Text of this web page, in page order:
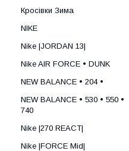
Кросівки Зима
NIKE
Nike |JORDAN 13|
Nike AIR FORCE • DUNK
NEW BALANCE • 204 •
NEW BALANCE • 530 • 550 •
740
Nike |270 REACT|
Nike |FORCE Mid|